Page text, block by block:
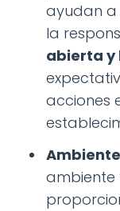
ayudan a
la
abierta y
acciones
ambiente